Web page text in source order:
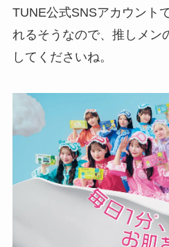
TUNE公式SNSアカウント
れるそうなので、推しメン
してくださいね。